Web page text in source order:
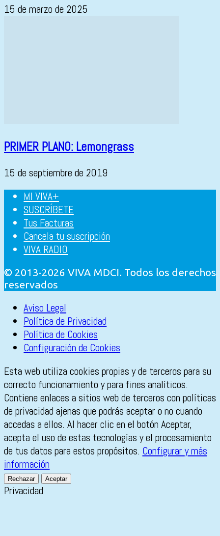
15 de marzo de 2025
PRIMER PLANO: Lemongrass
15 de septiembre de 2019
MI VIVA+
SUSCRÍBETE
Tus Facturas
Cancela tu suscripción
VIVA RADIO
© 2013-2026 VIVA MDCI. Todos los derechos
reservados
Aviso Legal
Política de Privacidad
Política de Cookies
Configuración de Cookies
Esta web utiliza cookies propias y de terceros para su
correcto funcionamiento y para fines analíticos.
Contiene enlaces a sitios web de terceros con políticas
de privacidad ajenas que podrás aceptar o no cuando
accedas a ellos. Al hacer clic en el botón Aceptar,
acepta el uso de estas tecnologías y el procesamiento
de tus datos para estos propósitos. Configurar y más
información
Rechazar Aceptar
Privacidad